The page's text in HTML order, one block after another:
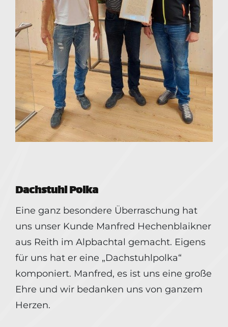
Dachstuhl Polka
Eine ganz besondere Überraschung hat
uns unser Kunde Manfred Hechenblaikner
aus Reith im Alpbachtal gemacht. Eigens
für uns hat er eine „Dachstuhlpolka“
komponiert. Manfred, es ist uns eine große
Ehre und wir bedanken uns von ganzem
Herzen.